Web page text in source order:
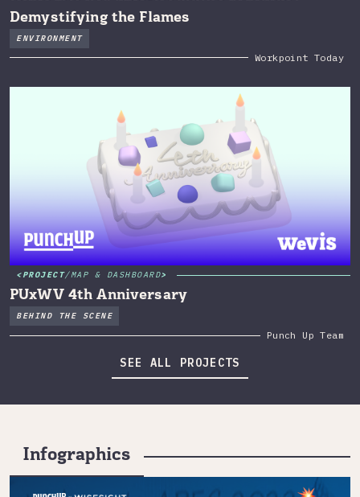
Demystifying the Flames
ENVIRONMENT
Workpoint Today
PROJECT/MAP & DASHBOARD
PUxWV 4th Anniversary
BEHIND THE SCENE
Punch Up Team
SEE ALL PROJECTS
Infographics